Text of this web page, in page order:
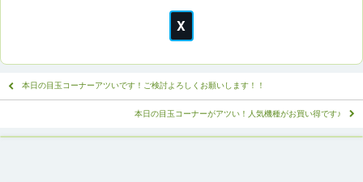
本日の目玉コーナーアツいです！ご検討よろしくお願いします！！
本日の目玉コーナーがアツい！人気機種がお買い得です♪